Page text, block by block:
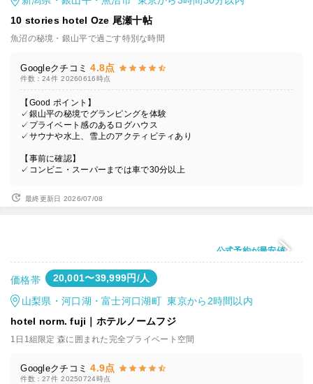
10 stories hotel Oze 尾瀬十帖
魚沼の秘境・銀山平で過ごす特別な時間
Googleクチコミ 4.8点
件数：24件 20260616時点
【Good ポイント】
✓銀山平の秘境でグランピングを体験
✓プライベート感のあるログハウス
✓サウナや水上、雪上のアクティビティあり
【事前に確認】
✓コンビニ・スーパーまでは車で30分以上
最終更新日 2026/07/08
公式予約が最安値
価格帯 20,001〜39,999円/人
山梨県・河口湖・富士河口湖町 東京から2時間以内
hotel norm. fuji｜ホテルノームフジ
1日1組限定 森に囲まれた完全プライベート空間
Googleクチコミ 4.9点
件数：27件 20250724時点